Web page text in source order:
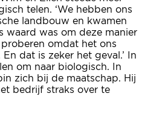
telen. ‘We hebben ons
landbouw en kwamen
waard was om deze manier
omdat het ons
dat is zeker het geval.’ In
om naar biologisch. In
zich bij de maatschap. Hij
bedrijf straks over te